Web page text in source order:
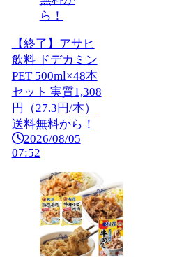
【終了】アサヒ
飲料 ドデカミン
PET 500ml×48本
セット 実質1,308
円（27.3円/本）
送料無料から！
2026/08/05
07:52